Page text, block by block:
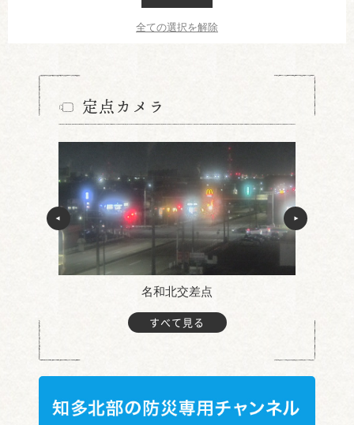
全ての選択を解除
定点カメラ
名和北交差点
すべて見る